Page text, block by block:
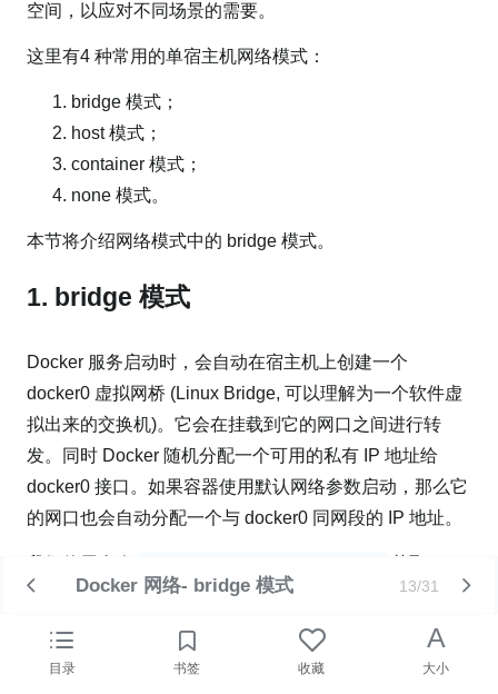
空间，以应对不同场景的需要。
这里有4 种常用的单宿主机网络模式：
bridge 模式；
host 模式；
container 模式；
none 模式。
本节将介绍网络模式中的 bridge 模式。
1. bridge 模式
Docker 服务启动时，会自动在宿主机上创建一个
docker0 虚拟网桥 (Linux Bridge, 可以理解为一个软件虚
拟出来的交换机)。它会在挂载到它的网口之间进行转
发。同时 Docker 随机分配一个可用的私有 IP 地址给
docker0 接口。如果容器使用默认网络参数启动，那么它
的网口也会自动分配一个与 docker0 同网段的 IP 地址。
docker0 网络信息，它的地址是 172.17.0.1, 子网掩码为
Docker 网络- bridge 模式 13/31
目录 书签 收藏
A
大小